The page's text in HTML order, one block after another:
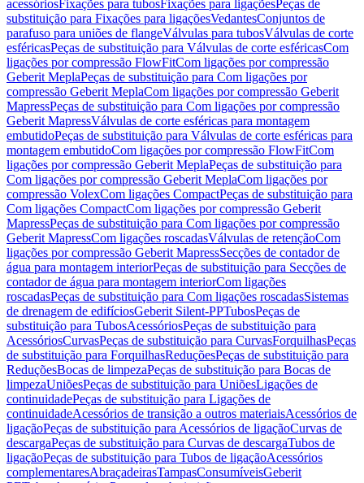
acessóriosFixações para tubosFixações para ligaçõesPeças de
substituição para Fixações para ligaçõesVedantesConjuntos de
parafuso para uniões de flangeVálvulas para tubosVálvulas de corte
esféricasPeças de substituição para Válvulas de corte esféricasCom
ligações por compressão FlowFitCom ligações por compressão
Geberit MeplaPeças de substituição para Com ligações por
compressão Geberit MeplaCom ligações por compressão Geberit
MapressPeças de substituição para Com ligações por compressão
Geberit MapressVálvulas de corte esféricas para montagem
embutidoPeças de substituição para Válvulas de corte esféricas para
montagem embutidoCom ligações por compressão FlowFitCom
ligações por compressão Geberit MeplaPeças de substituição para
Com ligações por compressão Geberit MeplaCom ligações por
compressão VolexCom ligações CompactPeças de substituição para
Com ligações CompactCom ligações por compressão Geberit
MapressPeças de substituição para Com ligações por compressão
Geberit MapressCom ligações roscadasVálvulas de retençãoCom
ligações por compressão Geberit MapressSecções de contador de
água para montagem interiorPeças de substituição para Secções de
contador de água para montagem interiorCom ligações
roscadasPeças de substituição para Com ligações roscadasSistemas
de drenagem de edifíciosGeberit Silent-PPTubosPeças de
substituição para TubosAcessóriosPeças de substituição para
AcessóriosCurvasPeças de substituição para CurvasForquilhasPeças
de substituição para ForquilhasReduçõesPeças de substituição para
ReduçõesBocas de limpezaPeças de substituição para Bocas de
limpezaUniõesPeças de substituição para UniõesLigações de
continuidadePeças de substituição para Ligações de
continuidadeAcessórios de transição a outros materiaisAcessórios de
ligaçãoPeças de substituição para Acessórios de ligaçãoCurvas de
descargaPeças de substituição para Curvas de descargaTubos de
ligaçãoPeças de substituição para Tubos de ligaçãoAcessórios
complementaresAbraçadeirasTampasConsumíveisGeberit